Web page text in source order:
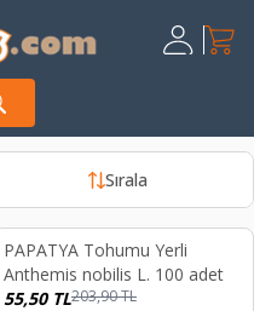
Üye
Kayıt Ol
Sepet
Sırala
%73
PAPATYA Tohumu Yerli
Anthemis nobilis L. 100 adet
55,50TL203,90TL